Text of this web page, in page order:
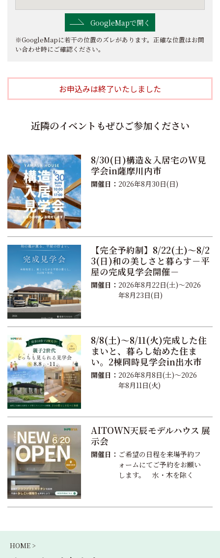
GoogleMapで開く
※GoogleMapに若干の位置のズレがあります。正確な位置はお問
い合わせ時にご確認ください。
お申込みは終了いたしました
近隣のイベントもぜひご参加ください
8/30(日)構造＆入居宅のW見
学会in薩摩川内市
開催日： 2026年8月30日(日)
【完全予約制】8/22(土)～8/2
3(日)和の美しさと暮らす－平
屋の完成見学会開催－
開催日： 2026年8月22日(土)～2026
年8月23日(日)
8/8(土)～8/11(火)完成した住
まいと、暮らし始めた住ま
い。2棟同時見学会in出水市
開催日： 2026年8月8日(土)～2026
年8月11日(火)
AITOWN天辰モデルハウス 展
示会
開催日： ご希望の日程を来場予約フ
ォームにてご予約をお願い
します。 水・木を除く
HOME >